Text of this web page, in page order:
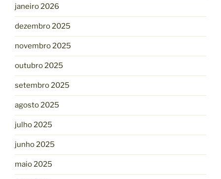
janeiro 2026
dezembro 2025
novembro 2025
outubro 2025
setembro 2025
agosto 2025
julho 2025
junho 2025
maio 2025